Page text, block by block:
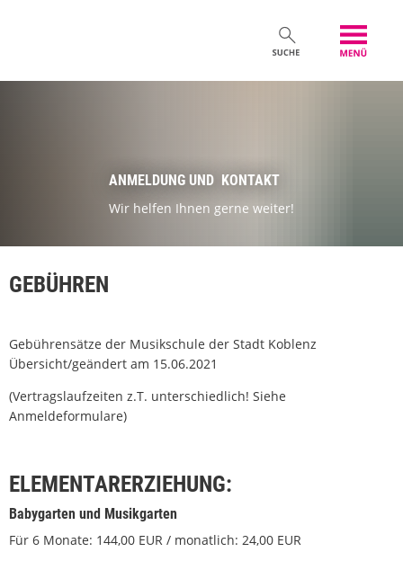
ANMELDUNG UND KONTAKT
Wir helfen Ihnen gerne weiter!
GEBÜHREN
Gebührensätze der Musikschule der Stadt Koblenz
Übersicht/geändert am 15.06.2021
(Vertragslaufzeiten z.T. unterschiedlich! Siehe
Anmeldeformulare)
ELEMENTARERZIEHUNG:
Babygarten und Musikgarten
Für 6 Monate: 144,00 EUR / monatlich: 24,00 EUR